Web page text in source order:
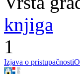
knjiga
1
Izjava o pristupačnosti